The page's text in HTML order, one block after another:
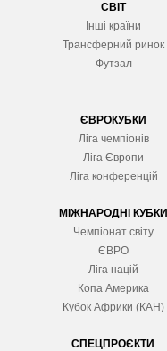
СВІТ
Інші країни
Трансферний ринок
Футзал
ЄВРОКУБКИ
Ліга чемпіонів
Ліга Європи
Ліга конференцій
МІЖНАРОДНІ КУБКИ
Чемпіонат світу
ЄВРО
Ліга націй
Копа Америка
Кубок Африки (КАН)
СПЕЦПРОЄКТИ